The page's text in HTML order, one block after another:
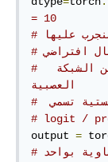
= 10
عليها
افتراضي
#  ولكن عندما تكون هذه المخرجات من الشبكة
العصبية
تسمي
# logit /
output =
بواحد